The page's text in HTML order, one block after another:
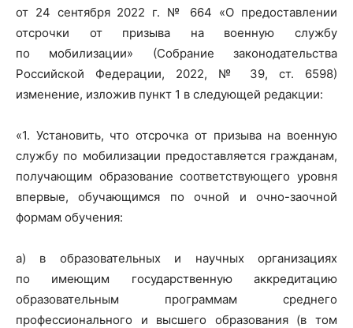
от 24 сентября 2022 г. № 664 «О предоставлении
отсрочки от призыва на военную службу
по мобилизации» (Собрание законодательства
Российской Федерации, 2022, № 39, ст. 6598)
изменение, изложив пункт 1 в следующей редакции:
«1. Установить, что отсрочка от призыва на военную
службу по мобилизации предоставляется гражданам,
получающим образование соответствующего уровня
впервые, обучающимся по очной и очно-заочной
формам обучения:
а) в образовательных и научных организациях
по имеющим государственную аккредитацию
образовательным программам среднего
профессионального и высшего образования (в том